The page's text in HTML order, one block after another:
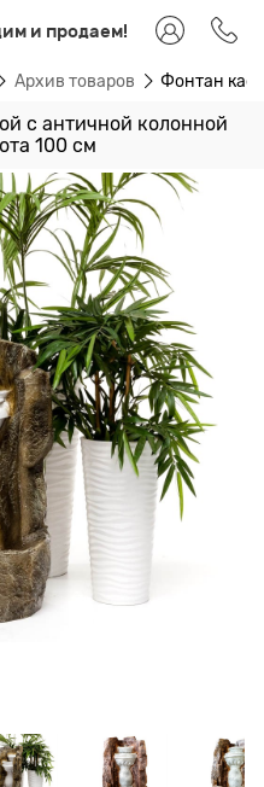
и продаем!
Архив товаров Фонтан
с античной колонной
100 см